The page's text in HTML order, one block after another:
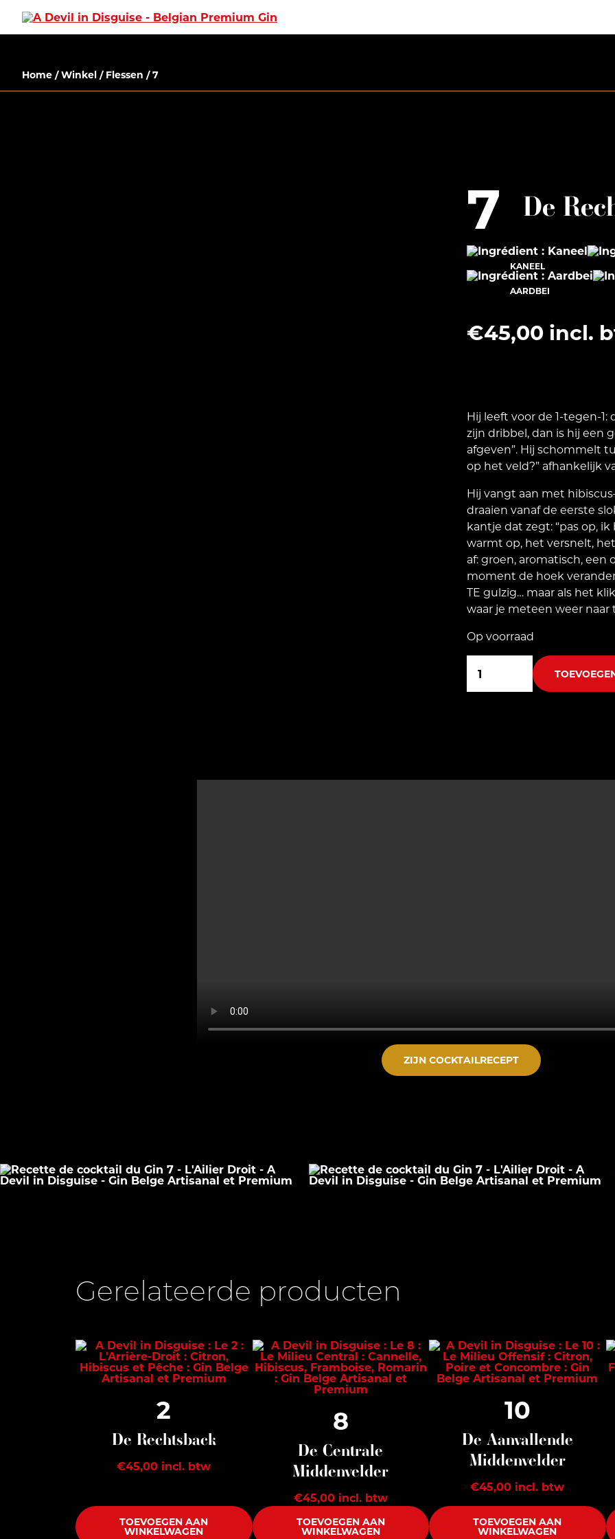
Home /Winkel / Flessen / 7
7 De
KANEEL
AARDBEI
€45,00 incl.
Hij leeft voor de 1-tegen-
zijn dribbel, dan is hij een
afgeven”. Hij schommelt
op het veld?” afhankelijk
Hij vangt aan met
draaien vanaf de eerste
kantje dat zegt: “pas op,
warmt op, het versnelt,
af: groen, aromatisch,
moment de hoek
TE gulzig… maar als het
waar je meteen weer naar
Op voorraad
7
aantal
ZIJN COCKTAILRECEPT
Gerelateerde producten
2
De Rechtsback
€45,00 incl. btw
TOEVOEGEN AAN
WINKELWAGEN
8
De Centrale
Middenvelder
€45,00 incl. btw
TOEVOEGEN AAN
WINKELWAGEN
10
De Aanvallende
Middenvelder
€45,00 incl. btw
TOEVOEGEN AAN
WINKELWAGEN